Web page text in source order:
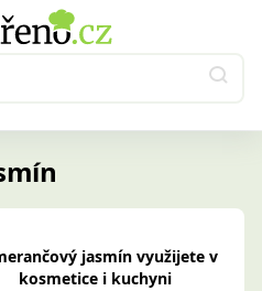
jasmín využijete v
kosmetice i kuchyni